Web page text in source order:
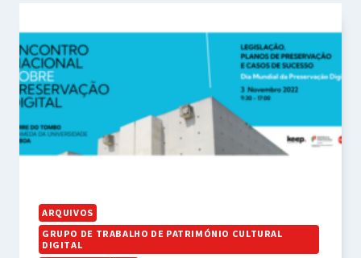
ARQUIVOS
GRUPO DE TRABALHO DE PATRIMÓNIO CULTURAL
DIGITAL